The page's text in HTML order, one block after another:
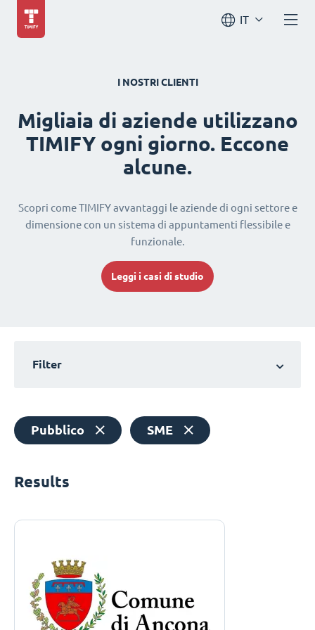
IT
I NOSTRI CLIENTI
Migliaia di aziende utilizzano
TIMIFY ogni giorno. Eccone
alcune.
Scopri come TIMIFY avvantaggi le aziende di ogni settore e
dimensione con un sistema di appuntamenti flessibile e
funzionale.
Leggi i casi di studio
Filter
Pubblico SME
Results